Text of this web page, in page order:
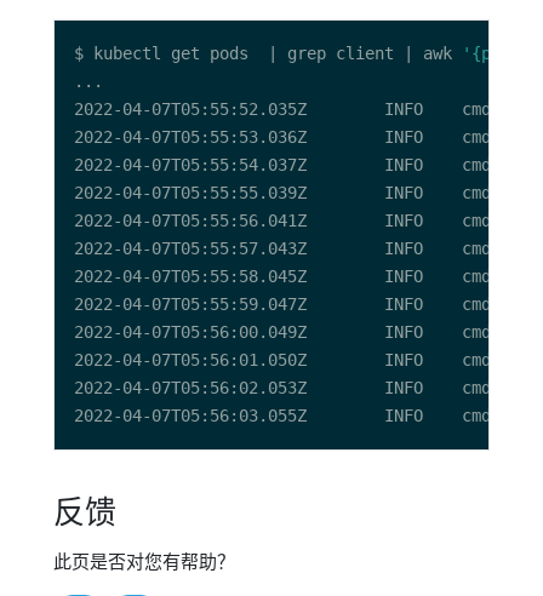
$ kubectl get pods  | grep client | awk
'{print
2022-04-07T05:55:52.035Z        INFO    cmd/
2022-04-07T05:55:53.036Z        INFO    cmd/
2022-04-07T05:55:54.037Z        INFO    cmd/
2022-04-07T05:55:55.039Z        INFO    cmd/
2022-04-07T05:55:56.041Z        INFO    cmd/
2022-04-07T05:55:57.043Z        INFO    cmd/
2022-04-07T05:55:58.045Z        INFO    cmd/
2022-04-07T05:55:59.047Z        INFO    cmd/
2022-04-07T05:56:00.049Z        INFO    cmd/
2022-04-07T05:56:01.050Z        INFO    cmd/
2022-04-07T05:56:02.053Z        INFO    cmd/
2022-04-07T05:56:03.055Z        INFO    cmd/
反馈
此页是否对您有帮助？